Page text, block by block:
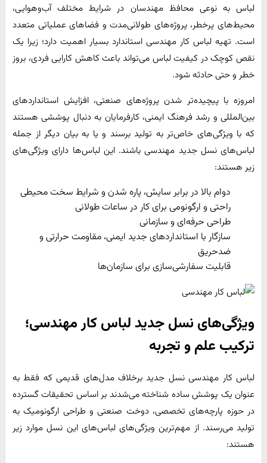
لباس به نوعی محافظ مهندسان در شرایط مختلف آب‌وهوایی،
محیط‌های پرخطر، پروژه‌های طولانی‌مدت و فضاهای عملیاتی متعدد
است. تهیه لباس کار مهندسی استاندارد بسیار اهمیت دارد؛ زیرا یک
نقص کوچک در کیفیت لباس می‌تواند باعث کاهش کارایی فردی، بروز
خطر و حتی حادثه شود.
امروزه با پیچیده‌تر شدن پروژه‌های صنعتی، افزایش استانداردهای
بین‌المللی و رشد فرهنگ ایمنی، کارفرمایان به دنبال پوششی هستند
که با ویژگی‌های خاص‌تر به تولید برسند و یا به بیان دیگر از جمله
لباس‌های نسل جدید مهندسی باشند. این لباس‌ها دارای ویژگی‌های
زیر هستند:
دوام بالا در برابر سایش، پاره شدن و شرایط سخت محیطی
راحتی و ارگونومی برای کار در ساعات طولانی
طراحی حرفه‌ای و سازمانی
سازگار با استانداردهای جدید ایمنی، مقاومت حرارتی و
ضدحریق
قابلیت سفارشی‌سازی برای سازمان‌ها
ویژگی‌های نسل جدید لباس کار مهندسی؛
ترکیب علم و تجربه
لباس کار مهندسی نسل جدید برخلاف مدل‌های قدیمی که فقط به
عنوان یک پوشش ساده شناخته می‌شدند بر اساس تحقیقات گسترده
در حوزه پارچه‌های تخصصی، دوخت صنعتی و طراحی ارگونومیک به
تولید می‌رسند. از مهم‌ترین ویژگی‌های لباس‌های این نسل موارد زیر
هستند: